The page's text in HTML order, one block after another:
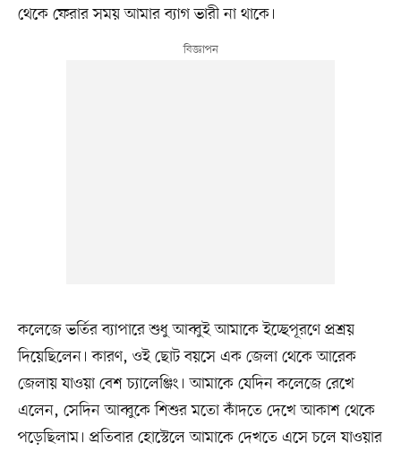
থেকে ফেরার সময় আমার ব্যাগ ভারী না থাকে।
কলেজে ভর্তির ব্যাপারে শুধু আব্বুই আমাকে ইচ্ছেপূরণে প্রশ্রয়
দিয়েছিলেন। কারণ, ওই ছোট বয়সে এক জেলা থেকে আরেক
জেলায় যাওয়া বেশ চ্যালেঞ্জিং। আমাকে যেদিন কলেজে রেখে
এলেন, সেদিন আব্বুকে শিশুর মতো কাঁদতে দেখে আকাশ থেকে
পড়েছিলাম। প্রতিবার হোস্টেলে আমাকে দেখতে এসে চলে যাওয়ার